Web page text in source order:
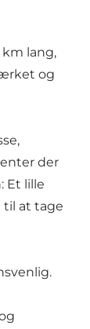
km lang,
og
der
Et lille
til at tage